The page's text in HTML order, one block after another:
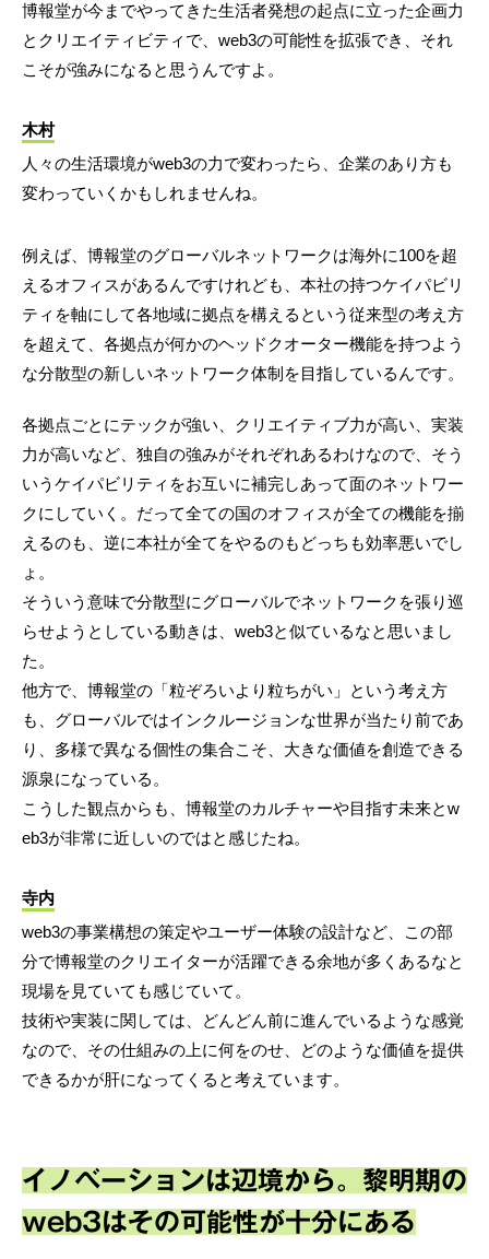
博報堂が今までやってきた生活者発想の起点に立った企画力
とクリエイティビティで、web3の可能性を拡張でき、それ
こそが強みになると思うんですよ。
木村
人々の生活環境がweb3の力で変わったら、企業のあり方も
変わっていくかもしれませんね。
例えば、博報堂のグローバルネットワークは海外に100を超
えるオフィスがあるんですけれども、本社の持つケイパビリ
ティを軸にして各地域に拠点を構えるという従来型の考え方
を超えて、各拠点が何かのヘッドクオーター機能を持つよう
な分散型の新しいネットワーク体制を目指しているんです。
各拠点ごとにテックが強い、クリエイティブ力が高い、実装
力が高いなど、独自の強みがそれぞれあるわけなので、そう
いうケイパビリティをお互いに補完しあって面のネットワー
クにしていく。だって全ての国のオフィスが全ての機能を揃
えるのも、逆に本社が全てをやるのもどっちも効率悪いでし
ょ。
そういう意味で分散型にグローバルでネットワークを張り巡
らせようとしている動きは、web3と似ているなと思いまし
た。
他方で、博報堂の「粒ぞろいより粒ちがい」という考え方
も、グローバルではインクルージョンな世界が当たり前であ
り、多様で異なる個性の集合こそ、大きな価値を創造できる
源泉になっている。
こうした観点からも、博報堂のカルチャーや目指す未来とw
eb3が非常に近しいのではと感じたね。
寺内
web3の事業構想の策定やユーザー体験の設計など、この部
分で博報堂のクリエイターが活躍できる余地が多くあるなと
現場を見ていても感じていて。
技術や実装に関しては、どんどん前に進んでいるような感覚
なので、その仕組みの上に何をのせ、どのような価値を提供
できるかが肝になってくると考えています。
イノベーションは辺境から。黎明期の
web3はその可能性が十分にある